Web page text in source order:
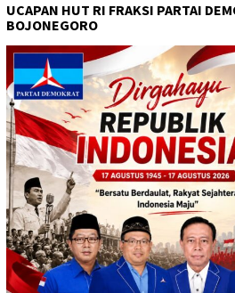
UCAPAN HUT RI FRAKSI PARTAI
BOJONEGORO